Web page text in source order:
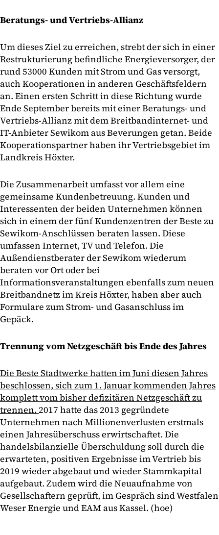
Beratungs- und Vertriebs-Allianz
Um dieses Ziel zu erreichen, strebt der sich in einer
Restrukturierung befindliche Energieversorger, der
rund 53000 Kunden mit Strom und Gas versorgt,
auch Kooperationen in anderen Geschäftsfeldern
an. Einen ersten Schritt in diese Richtung wurde
Ende September bereits mit einer Beratungs- und
Vertriebs-Allianz mit dem Breitbandinternet- und
IT-Anbieter Sewikom aus Beverungen getan. Beide
Kooperationspartner haben ihr Vertriebsgebiet im
Landkreis Höxter.
Die Zusammenarbeit umfasst vor allem eine
gemeinsame Kundenbetreuung. Kunden und
Interessenten der beiden Unternehmen können
sich in einem der fünf Kundenzentren der Beste zu
Sewikom-Anschlüssen beraten lassen. Diese
umfassen Internet, TV und Telefon. Die
Außendienstberater der Sewikom wiederum
beraten vor Ort oder bei
Informationsveranstaltungen ebenfalls zum neuen
Breitbandnetz im Kreis Höxter, haben aber auch
Formulare zum Strom- und Gasanschluss im
Gepäck.
Trennung vom Netzgeschäft bis Ende des Jahres
Die Beste Stadtwerke hatten im Juni diesen Jahres
beschlossen, sich zum 1. Januar kommenden Jahres
komplett vom bisher defizitären Netzgeschäft zu
trennen. 2017 hatte das 2013 gegründete
Unternehmen nach Millionenverlusten erstmals
einen Jahresüberschuss erwirtschaftet. Die
handelsbilanzielle Überschuldung soll durch die
erwarteten, positiven Ergebnisse im Vertrieb bis
2019 wieder abgebaut und wieder Stammkapital
aufgebaut. Zudem wird die Neuaufnahme von
Gesellschaftern geprüft, im Gespräch sind Westfalen
Weser Energie und EAM aus Kassel. (hoe)